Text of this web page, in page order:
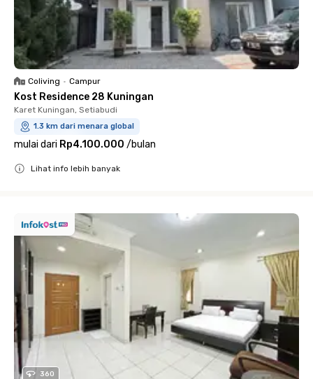
Coliving • Campur
Kost Residence 28 Kuningan
Karet Kuningan, Setiabudi
1.3 km dari menara global
mulai dari Rp4.100.000 /bulan
Lihat info lebih banyak
360